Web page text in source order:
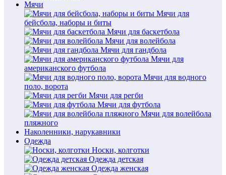
Мячи
Мячи для
бейсбола, наборы и биты
Мячи для баскетбола
Мячи для волейбола
Мячи для гандбола
Мячи для
американского футбола
Мячи для водного
поло, ворота
Мячи для регби
Мячи для футбола
Мячи для волейбола
пляжного
Наколенники, нарукавники
Одежда
Носки, колготки
Одежда детская
Одежда женская